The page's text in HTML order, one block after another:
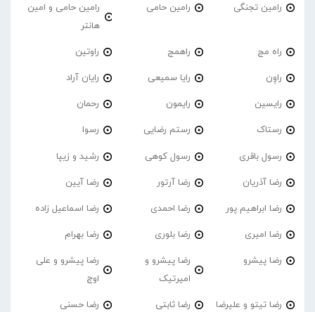
رامین تجنگی رامین حامی
رامین حامی و امین
هانتر
راه مج راهمج راوتین
راوِن رایا سمیعی رایان آراد
رایسین رایمون رحمان
رستاک رستم رضایی رسوا
رسول باقری رسول کوهی رشید و زیپا
رضا آذریان رضا آرتور رضا آیین
رضا ابراهیم پور رضا احمدی رضا اسماعیل زاده
رضا امیری رضا بلوری رضا بهرام
رضا پیشرو
رضا پیشرو و
امیرتیک
رضا پیشرو و علی
اوج
رضا تیتو و علیرضا رضا ثابتی رضا حسنی